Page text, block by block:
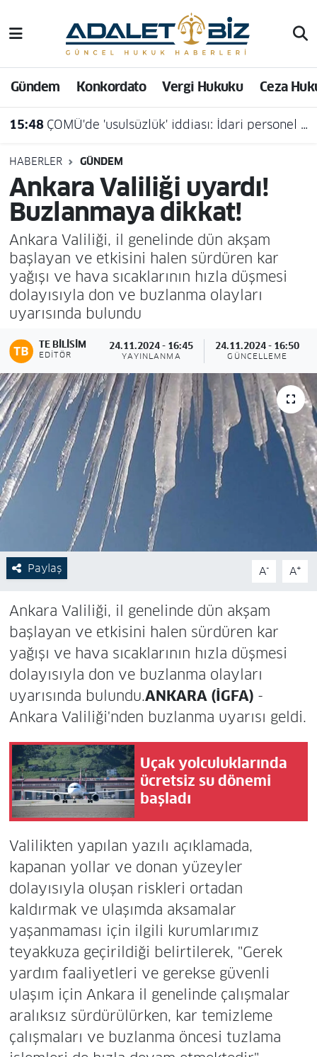
Gündem Konkordato Vergi Hukuku Ceza
15:48 ÇOMÜ'de 'usulsüzlük' iddiası: İdari personel açığa alındı
HABERLER GÜNDEM
Ankara Valiliği uyardı!
Buzlanmaya dikkat!
Ankara Valiliği, il genelinde dün akşam
başlayan ve etkisini halen sürdüren kar
yağışı ve hava sıcaklarının hızla düşmesi
dolayısıyla don ve buzlanma olayları
uyarısında bulundu
TE BILISIM
EDITÖR
24.11.2024 - 16:45
YAYINLANMA
24.11.2024 - 16:50
GÜNCELLEME
Paylaş A- A+
Ankara Valiliği, il genelinde dün akşam
başlayan ve etkisini halen sürdüren kar
yağışı ve hava sıcaklarının hızla düşmesi
dolayısıyla don ve buzlanma olayları
uyarısında bulundu.ANKARA (İGFA) -
Ankara Valiliği'nden buzlanma uyarısı geldi.
Uçak yolculuklarında
ücretsiz su dönemi
başladı
Valilikten yapılan yazılı açıklamada,
kapanan yollar ve donan yüzeyler
dolayısıyla oluşan riskleri ortadan
kaldırmak ve ulaşımda aksamalar
yaşanmaması için ilgili kurumlarımız
teyakkuza geçirildiği belirtilerek, "Gerek
yardım faaliyetleri ve gerekse güvenli
ulaşım için Ankara il genelinde çalışmalar
aralıksız sürdürülürken, kar temizleme
çalışmaları ve buzlanma öncesi tuzlama
Hava Durumu
Trafik Durumu
Süper Lig Puan Durumu ve Fikstür
Tüm Manşetler
Son Dakika Haberleri
Haber Arşivi